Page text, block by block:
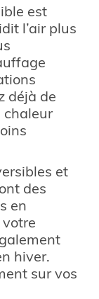
est
l’air plus
déjà de
chaleur
et
des
en
hiver.
sur vos